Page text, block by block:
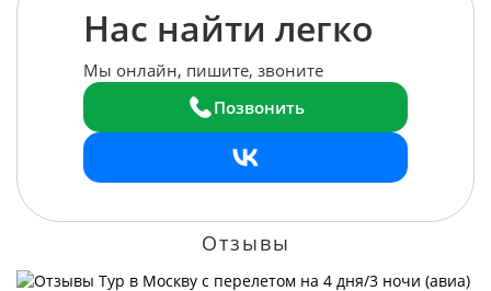
Нас найти легко
Мы онлайн, пишите, звоните
Позвонить
Отзывы